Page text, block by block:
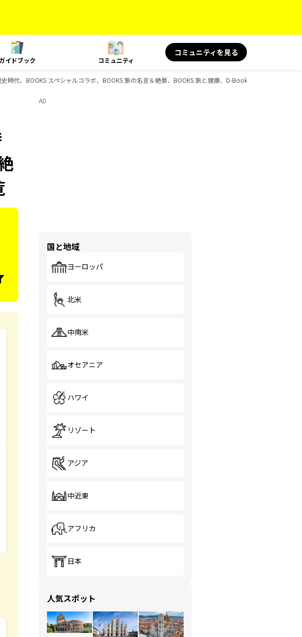
ガイドブック コミュニティ
コミュニティを見る
代、BOOKS スペシャルコラボ、BOOKS 旅の名言＆絶景、BOOKS 旅と健康、D-Booksのガイドブック一
AD
国と地域
ヨーロッパ
北米
中南米
オセアニア
ハワイ
リゾート
アジア
中近東
アフリカ
日本
人気スポット